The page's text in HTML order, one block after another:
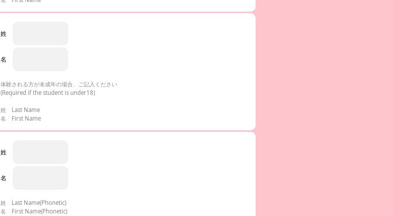
姓
名
体験される方が未成年の場合、ご記入ください
(Required if the student is under18)
姓 Last Name
名 First Name
姓
名
姓 Last Name(Phonetic)
名 First Name(Phonetic)